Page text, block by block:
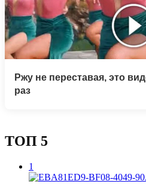
Ржу не переставая, это
раз
ТОП 5
1